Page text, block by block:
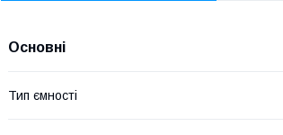
Основні
Тип ємності